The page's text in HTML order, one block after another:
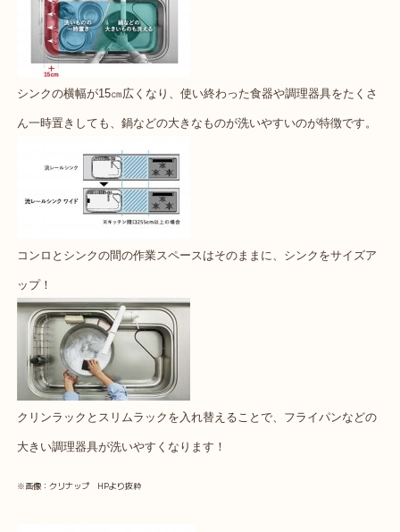
シンクの横幅が15㎝広くなり、使い終わった食器や調理器具をたくさ
ん一時置きしても、鍋などの大きなものが洗いやすいのが特徴です。
コンロとシンクの間の作業スペースはそのままに、シンクをサイズア
ップ！
クリンラックとスリムラックを入れ替えることで、フライパンなどの
大きい調理器具が洗いやすくなります！
※画像：クリナップ HPより抜粋